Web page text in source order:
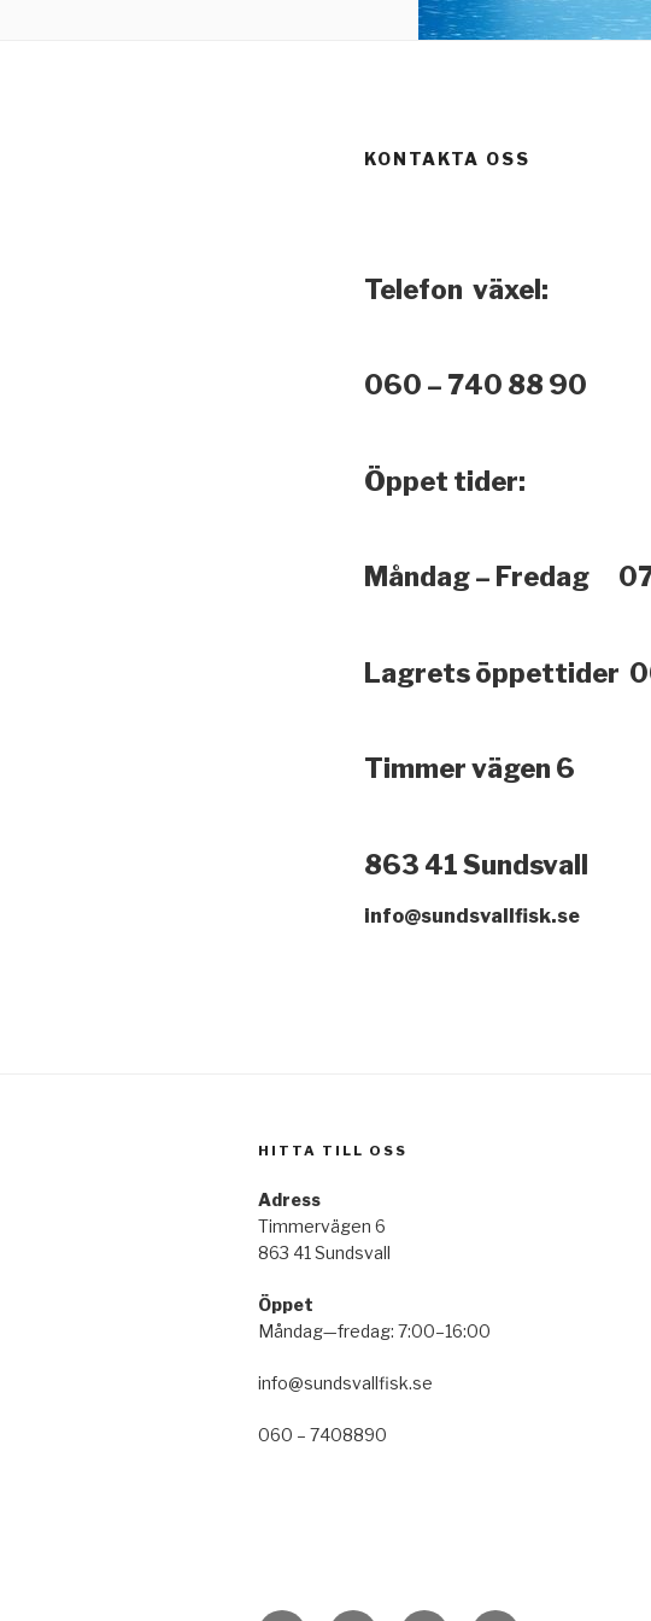
KONTAKTA OSS
Telefon växel:
060 – 740 88 90
Öppet tider:
Måndag – Fredag
Lagrets öppettider
Timmer vägen 6
863 41 Sundsvall
info@sundsvallfisk.se
HITTA TILL OSS
Adress
Timmervägen 6
863 41 Sundsvall
Öppet
Måndag—fredag: 7:00–16:00
info@sundsvallfisk.se
060 – 7408890